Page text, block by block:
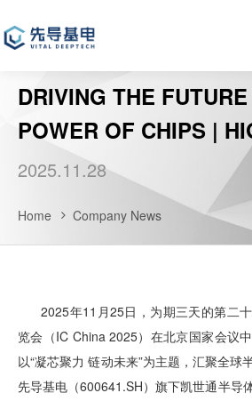
DRIVING THE
POWER OF CHIPS |
OF KINGSTONE, A
OF VITAL DEEPTECH,
2025
2025.11.28
Home Company News
2025年11月25日，为期三天的第二
览会（IC China 2025）在北京国家会议
以“凝芯聚力 链动未来”为主题，汇聚全球
先导基电（600641.SH）旗下凯世通半导